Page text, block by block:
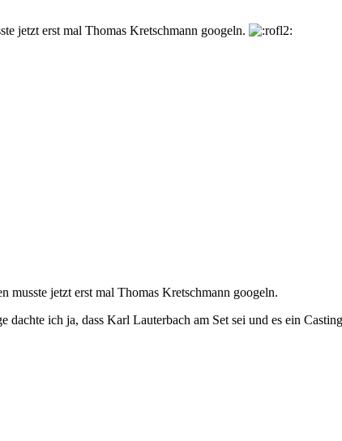
jetzt erst mal Thomas Kretschmann googeln.
musste jetzt erst mal Thomas Kretschmann googeln.
dachte ich ja, dass Karl Lauterbach am Set sei und es ein